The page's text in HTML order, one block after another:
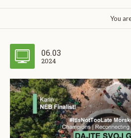
You
06.03
2024